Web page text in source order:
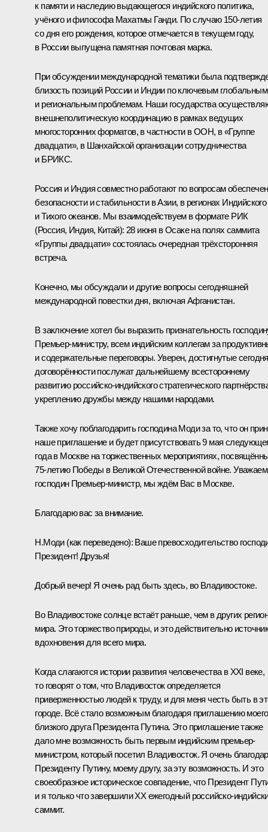
к памяти и наследию выдающегося индийского политика,
учёного и философа Махатмы Ганди. По случаю 150-летия
со дня его рождения, которое отмечается в текущем году,
в России выпущена памятная почтовая марка.
При обсуждении международной тематики была
близость позиций России и Индии по ключевым глобальным
и региональным проблемам. Наши государства
внешнеполитическую координацию в рамках ведущих
многосторонних форматов, в частности в ООН, в «Группе
двадцати», в Шанхайской организации сотрудничества
и БРИКС.
Россия и Индия совместно работают по вопросам
безопасности и стабильности в Азии, в регионах Индийского
и Тихого океанов. Мы взаимодействуем в формате РИК
(Россия, Индия, Китай): 28 июня в Осаке на полях саммита
«Группы двадцати» состоялась очередная трёхсторонняя
встреча.
Конечно, мы обсуждали и другие вопросы сегодняшней
международной повестки дня, включая Афганистан.
В заключение хотел бы выразить признательность
Премьер-министру, всем индийским коллегам за
и содержательные переговоры. Уверен, достигнутые сегодня
договорённости послужат дальнейшему всестороннему
развитию российско-индийского стратегического
укреплению дружбы между нашими народами.
Также хочу поблагодарить господина Моди за то, что он
наше приглашение и будет присутствовать 9 мая
года в Москве на торжественных мероприятиях,
75-летию Победы в Великой Отечественной войне.
господин Премьер-министр, мы ждём Вас в Москве.
Благодарю вас за внимание.
Н.Моди (как переведено): Ваше превосходительство
Президент! Друзья!
Добрый вечер! Я очень рад быть здесь, во Владивостоке.
Во Владивостоке солнце встаёт раньше, чем в других
мира. Это торжество природы, и это действительно
вдохновения для всего мира.
Когда слагаются истории развития человечества в XXI веке,
то говорят о том, что Владивосток определяется
приверженностью людей к труду, и для меня честь быть в
городе. Всё стало возможным благодаря приглашению моего
близкого друга Президента Путина. Это приглашение также
дало мне возможность быть первым индийским премьер-
министром, который посетил Владивосток. Я очень
Президенту Путину, моему другу, за эту возможность. И это
своеобразное историческое совпадение, что Президент
и я только что завершили XX ежегодный российско-
саммит.